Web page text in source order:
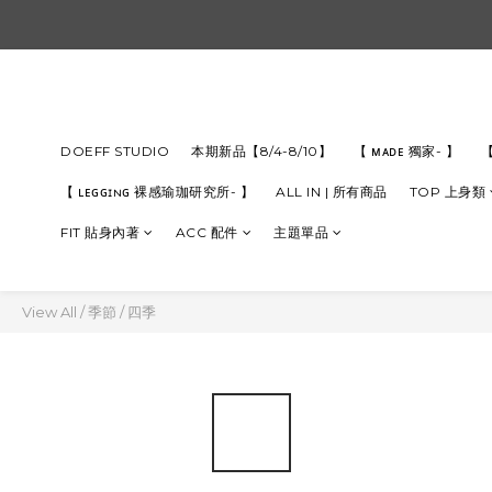
DOEFF STUDIO 本期新品【8/4-8/10】 【 ᴍᴀᴅᴇ 獨家- 】
【 ʟᴇɢɢɪɴɢ 裸感瑜珈研究所- 】 ALL IN | 所有商品 TOP 上身類
FIT 貼身內著 ACC 配件 主題單品
View All /季節 /四季